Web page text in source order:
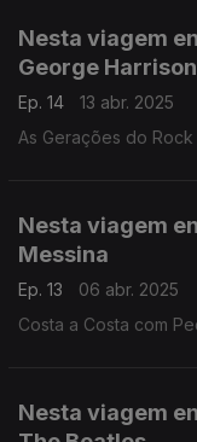
Nesta viagem
George Harrison
Ep. 14
13 abr. 2025
As Gerações do
Nesta viagem
Messina
Ep. 13
06 abr. 2025
Costa a Costa com
Nesta viagem